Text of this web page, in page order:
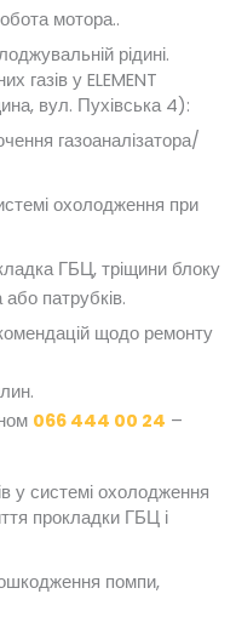
мотора..
рідині.
газів у ELEMENT
вул. Пухівська 4):
газоаналізатора/
охолодження при
ГБЦ, тріщини блоку
або патрубків.
щодо ремонту
066 444 00 24 –
у системі охолодження
прокладки ГБЦ і
помпи,